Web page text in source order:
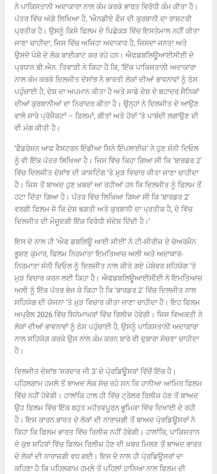
ਨੇ ਪਾਕਿਸਤਾਨੀ ਅਦਾਕਾਰਾ ਨਾਲ ਕੰਮ ਕਰਕੇ ਭਾਰਤ ਵਿਰੋਧੀ ਕੰਮ ਕੀਤਾ ਹੈ।
ਪੱਤਰ ਵਿੱਚ ਅੱਗੇ ਲਿਖਿਆ ਹੈ, ‘ਐਨਡੀਏ ਫੌਜ ਦੀ ਕੁਰਬਾਨੀ ਦਾ ਰਾਸ਼ਟਰੀ
ਪ੍ਰਤੀਕ ਹੈ। ਉਸਨੂੰ ਕਿਸੇ ਫਿਲਮ ਦੇ ਪਿਛੋਕੜ ਵਿੱਚ ਇਸਤੇਮਾਲ ਨਹੀਂ ਕੀਤਾ
ਜਾਣਾ ਚਾਹੀਦਾ, ਜਿਸ ਵਿੱਚ ਅਜਿਹਾ ਅਦਾਕਾਰ ਹੈ, ਜਿਸਦਾ ਜਨਤਾ ਅਤੇ
ਉਸਦੇ ਪੇਸ਼ੇ ਦੇ ਲੋਕ ਬਾਈਕਾਟ ਕਰ ਰਹੇ ਹਨ। ਐਫਡਬਲਿਊਆਈਸੀਈ ਦੇ
ਪ੍ਰਧਾਨ ਬੀ.ਐਨ. ਤਿਵਾੜੀ ਨੇ ਕਿਹਾ ਹੈ ਕਿ, ‘ਇੱਕ ਪਾਕਿਸਤਾਨੀ ਅਦਾਕਾਰਾ
ਨਾਲ ਕੰਮ ਕਰਕੇ ਦਿਲਜੀਤ ਦੋਸਾਂਝ ਨੇ ਭਾਰਤੀ ਲੋਕਾਂ ਦੀਆਂ ਭਾਵਨਾਵਾਂ ਨੂੰ ਠੇਸ
ਪਹੁੰਚਾਈ ਹੈ, ਦੇਸ਼ ਦਾ ਅਪਮਾਨ ਕੀਤਾ ਹੈ ਅਤੇ ਸਾਡੇ ਦੇਸ਼ ਦੇ ਬਹਾਦਰ ਸੈਨਿਕਾਂ
ਦੀਆਂ ਕੁਰਬਾਨੀਆਂ ਦਾ ਨਿਰਾਦਰ ਕੀਤਾ ਹੈ। ਉਨ੍ਹਾਂ ਨੇ ਦਿਲਜੀਤ ਦੇ ਆਉਣ
ਵਾਲੇ ਸਾਰੇ ਪ੍ਰੋਜੈਕਟਾਂ – ਫਿਲਮਾਂ, ਗੀਤਾਂ ਅਤੇ ਹੋਰਾਂ ‘ਤੇ ਪਾਬੰਦੀ ਲਗਾਉਣ ਦੀ
ਵੀ ਮੰਗ ਕੀਤੀ ਹੈ।
‘ਫੈਡਰੇਸ਼ਨ ਆਫ ਵੈਸਟਰਨ ਇੰਡੀਆ ਸਿਨੇ ਇੰਪਲਾਈਜ਼’ ਨੇ ਹੁਣ ਸੰਨੀ ਦਿਓਲ
ਨੂੰ ਵੀ ਇੱਕ ਪੱਤਰ ਲਿਖਿਆ ਹੈ। ਜਿਸ ਵਿੱਚ ਕਿਹਾ ਗਿਆ ਸੀ ਕਿ ‘ਬਾਰਡਰ 2’
ਵਿੱਚ ਦਿਲਜੀਤ ਦੋਸਾਂਝ ਦੀ ਕਾਸਟਿੰਗ ‘ਤੇ ਮੁੜ ਵਿਚਾਰ ਕੀਤਾ ਜਾਣਾ ਚਾਹੀਦਾ
ਹੈ। ਜਿਸ ਤੋਂ ਬਾਅਦ ਹੁਣ ਖ਼ਬਰਾਂ ਆ ਰਹੀਆਂ ਹਨ ਕਿ ਦਿਲਜੀਤ ਨੂੰ ਫਿਲਮ ਤੋਂ
ਹਟਾ ਦਿੱਤਾ ਗਿਆ ਹੈ। ਪੱਤਰ ਵਿੱਚ ਲਿਖਿਆ ਗਿਆ ਸੀ ਕਿ ‘ਬਾਰਡਰ 2’
ਵਰਗੀ ਫਿਲਮ ਜੋ ਕਿ ਦੇਸ਼ ਭਗਤੀ ਅਤੇ ਕੁਰਬਾਨੀ ਦਾ ਪ੍ਰਤੀਕ ਹੈ, ਦੇ ਵਿੱਚ
ਦਿਲਜੀਤ ਦੀ ਮੌਜੂਦਗੀ ਇੱਕ ਵਿਰੋਧੀ ਸੰਦੇਸ਼ ਦਿੰਦੀ ਹੈ।’
ਇਸ ਦੇ ਨਾਲ ਹੀ ‘ਐਫ ਡਬਲਿਊ ਆਈ ਸੀਈ’ ਨੇ ਟੀ-ਸੀਰੀਜ਼ ਦੇ ਚੇਅਰਮੈਨ
ਭੂਸ਼ਣ ਕੁਮਾਰ, ਫਿਲਮ ਨਿਰਮਾਤਾ ਇਮਤਿਆਜ਼ ਅਲੀ ਅਤੇ ਅਦਾਕਾਰ-
ਨਿਰਮਾਤਾ ਸੰਨੀ ਦਿਓਲ ਨੂੰ ਦਿਲਜੀਤ ਨਾਲ ਕੀਤੇ ਗਏ ਪੇਸ਼ੇਵਰ ਸਹਿਯੋਗ ‘ਤੇ
ਮੁੜ ਵਿਚਾਰ ਕਰਨ ਲਈ ਕਿਹਾ ਹੈ। ਐਫਡਬਲਿਊਆਈਸੀਈ ਨੇ ਇਮਤਿਆਜ਼
ਅਲੀ ਨੂੰ ਇੱਕ ਪੱਤਰ ਭੇਜ ਕੇ ਕਿਹਾ ਹੈ ਕਿ ‘ਬਾਰਡਰ 2’ ਵਿੱਚ ਦਿਲਜੀਤ ਨਾਲ
ਸਹਿਯੋਗ ਦੀ ਯੋਜਨਾ ‘ਤੇ ਮੁੜ ਵਿਚਾਰ ਕੀਤਾ ਜਾਣਾ ਚਾਹੀਦਾ ਹੈ। ਇਹ ਫਿਲਮ
ਅਪ੍ਰੈਲ 2026 ਵਿੱਚ ਸਿਨੇਮਾਘਰਾਂ ਵਿੱਚ ਰਿਲੀਜ਼ ਹੋਵੇਗੀ। ਜਿਸ ਵਿਅਕਤੀ ਨੇ
ਲੋਕਾਂ ਦੀਆਂ ਭਾਵਨਾਵਾਂ ਨੂੰ ਠੇਸ ਪਹੁੰਚਾਈ ਹੈ, ਉਸਨੂੰ ਪਾਕਿਸਤਾਨੀ ਅਦਾਕਾਰਾ
ਨਾਲ ਸਹਿਯੋਗ ਕਰਕੇ ਉਸ ਨਾਲ ਕੰਮ ਕਰਨ ਬਾਰੇ ਵੀ ਦੁਬਾਰਾ ਸੋਚਣਾ ਚਾਹੀਦਾ
ਹੈ।
ਦਿਲਜੀਤ ਦੋਸਾਂਝ ‘ਸਰਦਾਰ ਜੀ 3’ ਦੇ ਪੋ੍ਰਡਿਊਸਰਾਂ ਵਿੱਚੋਂ ਇੱਕ ਹੈ।
ਪਹਿਲਗਾਮ ਹਮਲੇ ਤੋਂ ਬਾਅਦ ਲੋਕ ਸੋਚ ਰਹੇ ਸਨ ਕਿ ਹਾਨੀਆ ਆਮਿਰ ਫਿਲਮ
ਵਿੱਚ ਨਹੀਂ ਹੋਵੇਗੀ। ਹਾਲਾਂਕਿ ਹਾਲ ਹੀ ਵਿੱਚ ਟ੍ਰੇਲਰ ਰਿਲੀਜ਼ ਹੋਣ ਤੋਂ ਬਾਅਦ
ਉਹ ਫਿਲਮ ਵਿੱਚ ਇੱਕ ਬਹੁਤ ਮਹੱਤਵਪੂਰਨ ਭੂਮਿਕਾ ਵਿੱਚ ਦਿਖਾਈ ਦੇ ਰਹੀ
ਹੈ। ਇਸ ਕਾਰਨ ਭਾਰਤ ਦੇ ਲੋਕਾਂ ਦੀ ਨਾਰਾਜ਼ਗੀ ਤੋਂ ਬਾਅਦ ਪੋ੍ਰਡਿਊਸਰਾਂ ਨੇ
ਕਿਹਾ ਕਿ ਫਿਲਮ ਭਾਰਤ ਵਿੱਚ ਰਿਲੀਜ਼ ਨਹੀਂ ਹੋਵੇਗੀ। ਹਾਲਾਂਕਿ, ਪਾਕਿਸਤਾਨ
ਦੇ ਕੁਝ ਸ਼ਹਿਰਾਂ ਵਿੱਚ ਫਿਲਮ ਰਿਲੀਜ਼ ਹੋਣ ਦੀ ਖ਼ਬਰ ਮਿਲਣ ਤੋਂ ਬਾਅਦ ਭਾਰਤ
ਦੇ ਲੋਕਾਂ ਦੀ ਨਾਰਾਜ਼ਗੀ ਵਧ ਗਈ। ਇਸ ਦੇ ਨਾਲ ਹੀ ਪੋ੍ਰਡਿਊਸਰਾਂ ਦਾ
ਕਹਿਣਾ ਹੈ ਕਿ ਪਹਿਲਗਾਮ ਹਮਲੇ ਤੋਂ ਪਹਿਲਾਂ ਹਾਨਿਆ ਨਾਲ ਫਿਲਮ ਦੀ